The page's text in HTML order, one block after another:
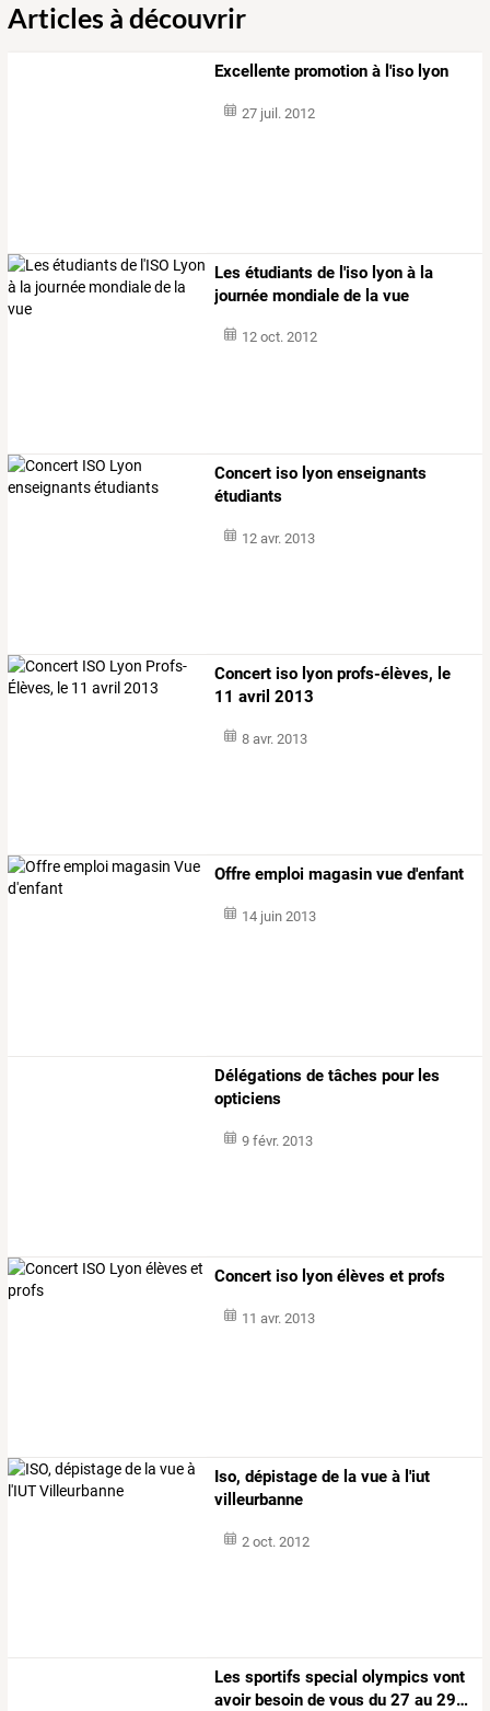
Articles à découvrir
Excellente promotion à l'iso lyon
27 juil. 2012
Les étudiants de l'iso lyon à la
journée mondiale de la vue
12 oct. 2012
Concert iso lyon enseignants
étudiants
12 avr. 2013
Concert iso lyon profs-élèves, le
11 avril 2013
8 avr. 2013
Offre emploi magasin vue d'enfant
14 juin 2013
Délégations de tâches pour les
opticiens
9 févr. 2013
Concert iso lyon élèves et profs
11 avr. 2013
Iso, dépistage de la vue à l'iut
villeurbanne
2 oct. 2012
Les sportifs special olympics vont
avoirbesoin de vous du 27 au 29…